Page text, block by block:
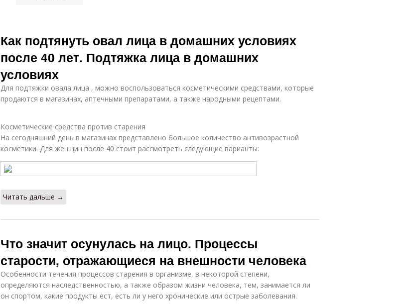
Как подтянуть овал лица в домашних условиях
после 40 лет. Подтяжка лица в домашних
условиях
Для подтяжки овала лица , можно воспользоваться косметическими средствами, которые
продаются в магазинах, аптечными препаратами, а также народными рецептами.
Косметические средства против старения
На сегодняшний день в магазинах представлено большое количество антивозрастной
косметики. Для женщин после 40 стоит рассмотреть следующие варианты:
Читать дальше →
Что значит осунулась на лицо. Процессы
старости, отражающиеся на внешности человека
Особенности течения процессов старения в организме, в некоторой степени,
определяются наследственностью, а также образом жизни человека, тем, занимается ли
он спортом, какие продукты ест, есть ли у него хронические или острые заболевания.